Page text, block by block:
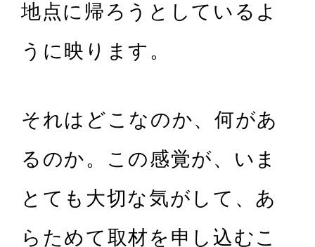
地点に帰ろうとしているよ
うに映ります。
それはどこなのか、何があ
るのか。この感覚が、いま
とても大切な気がして、あ
らためて取材を申し込むこ